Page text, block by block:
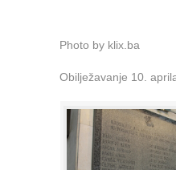
Photo by klix.ba
Obilježavanje 10.